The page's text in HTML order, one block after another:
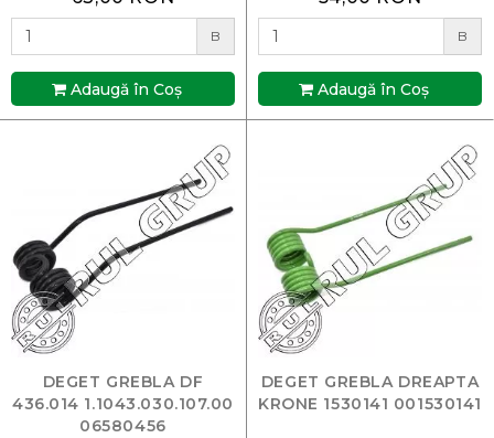
B
Adaugă în Coş
B
Adaugă în Coş
DEGET GREBLA DF
436.014 1.1043.030.107.00
06580456
DEGET GREBLA DREAPTA
KRONE 1530141 001530141